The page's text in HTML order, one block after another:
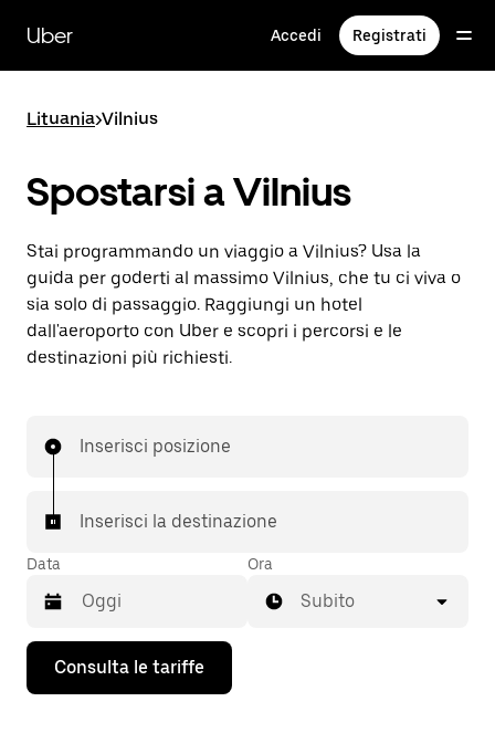
contenuto
principale
Uber Accedi Registrati
Lituania>Vilnius
Spostarsi a Vilnius
Stai programmando un viaggio a Vilnius? Usa la
guida per goderti al massimo Vilnius, che tu ci viva o
sia solo di passaggio. Raggiungi un hotel
dall'aeroporto con Uber e scopri i percorsi e le
destinazioni più richiesti.
Inserisci posizione
Inserisci la destinazione
Data
Utilizza
tasto
Ora
Subito
Consulta le tariffe